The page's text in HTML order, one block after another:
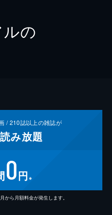
の
/210誌以上の雑誌が
読み放題
0円 ※
から月額料金が発生します。